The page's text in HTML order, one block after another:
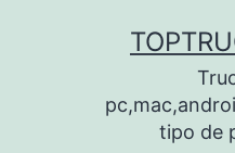
tipo de